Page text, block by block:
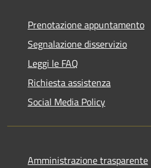
Prenotazione appuntamento
Segnalazione disservizio
Leggi le FAQ
Richiesta assistenza
Social Media Policy
Amministrazione trasparente